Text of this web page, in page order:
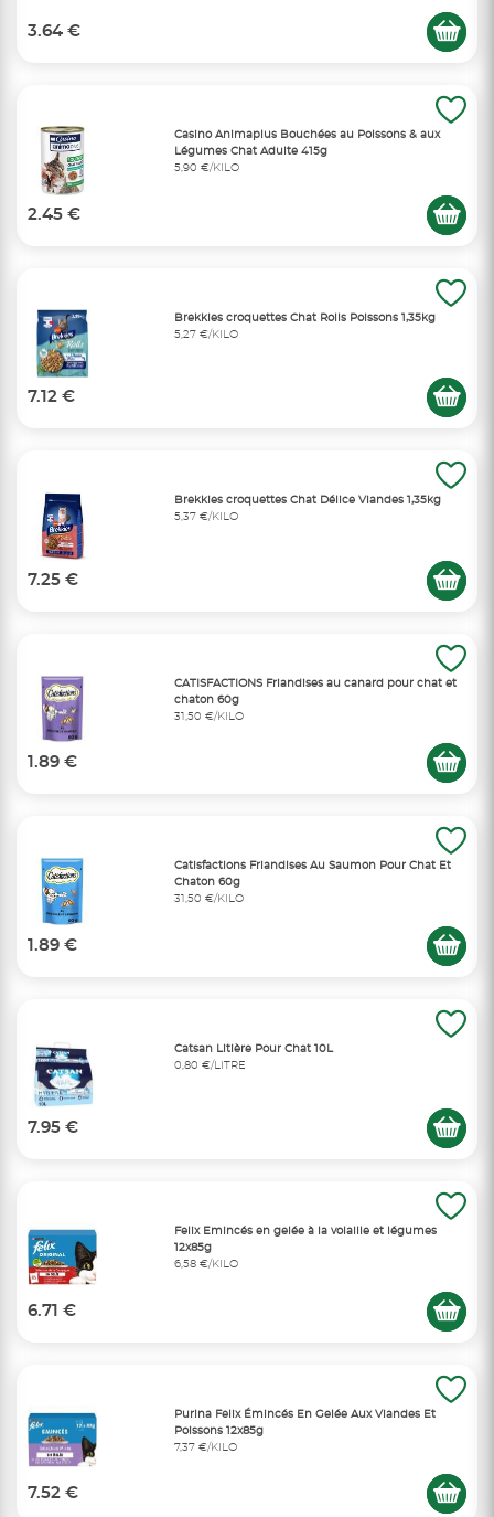
3.64 €
Casino Animaplus Bouchées au Poissons & aux
Légumes Chat Adulte 415g
5,90 €/KILO
2.45 €
Brekkies croquettes Chat Rolls Poissons 1,35kg
5,27 €/KILO
7.12 €
Brekkies croquettes Chat Délice Viandes 1,35kg
5,37 €/KILO
7.25 €
CATISFACTIONS Friandises au canard pour chat et
chaton 60g
31,50 €/KILO
1.89 €
Catisfactions Friandises Au Saumon Pour Chat Et
Chaton 60g
31,50 €/KILO
1.89 €
Catsan Litière Pour Chat 10L
0,80 €/LITRE
7.95 €
Felix Emincés en gelée à la volaille et légumes
12x85g
6,58 €/KILO
6.71 €
Purina Felix Émincés En Gelée Aux Viandes Et
Poissons 12x85g
7,37 €/KILO
7.52 €